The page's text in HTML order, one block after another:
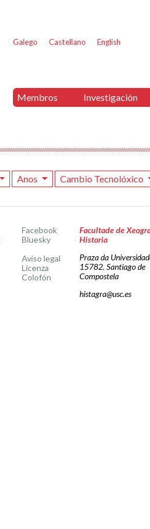
Galego Castellano English
Membros Investigación
Anos Cambio Tecnolóxico
Facebook
Bluesky
Aviso legal
Licenza
Colofón
Facultade de
Historia
Praza da
15782. Santiago de
Compostela
histagra@usc.es